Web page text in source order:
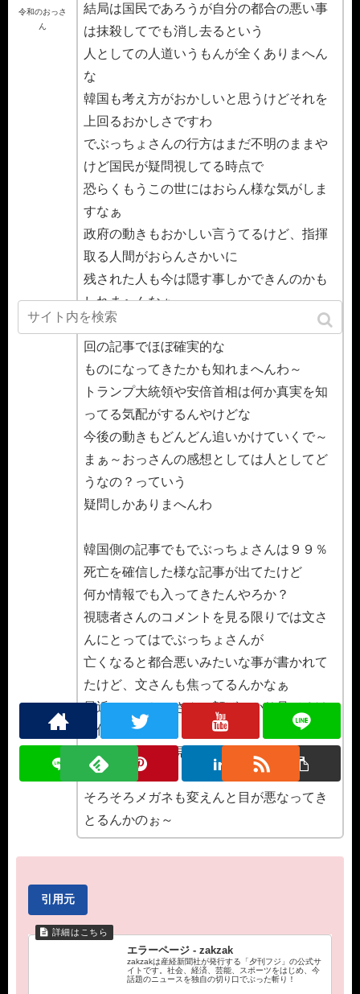
令和のおっさ
ん
結局は国民であろうが自分の都合の悪い事
は抹殺してでも消し去るという
人としての人道いうもんが全くありまへん
な
韓国も考え方がおかしいと思うけどそれを
上回るおかしさですわ
でぶっちょさんの行方はまだ不明のままや
けど国民が疑問視してる時点で
恐らくもうこの世にはおらん様な気がしま
すなぁ
政府の動きもおかしい言うてるけど、指揮
取る人間がおらんさかいに
残された人も今は隠す事しかできんのかも
しれまへんなぁ
視聴者さんの中で一番多かった死亡説が今
回の記事でほぼ確実的な
ものになってきたかも知れまへんわ～
トランプ大統領や安倍首相は何か真実を知
ってる気配がするんやけどな
今後の動きもどんどん追いかけていくで～
まぁ～おっさんの感想としては人としてど
うなの？っていう
疑問しかありまへんわ
韓国側の記事でもでぶっちょさんは９９％
死亡を確信した様な記事が出てたけど
何か情報でも入ってきたんやろか？
視聴者さんのコメントを見る限りでは文さ
んにとってはでぶっちょさんが
亡くなると都合悪いみたいな事が書かれて
たけど、文さんも焦ってるんかなぁ
最近でぶっちょさんの顔ばっかり見てるけ
ど何回見ても
森三中の黒沢に見えてくるのは目の錯覚や
ろか…
そろそろメガネも変えんと目が悪なってき
とるんかのぉ～
引用元
エラーページ - zakzak
zakzakは産経新聞社が発行する「夕刊フジ」の公式サ
イトです。社会、経済、芸能、スポーツをはじめ、今
話題のニュースを独自の切り口でぶった斬り！